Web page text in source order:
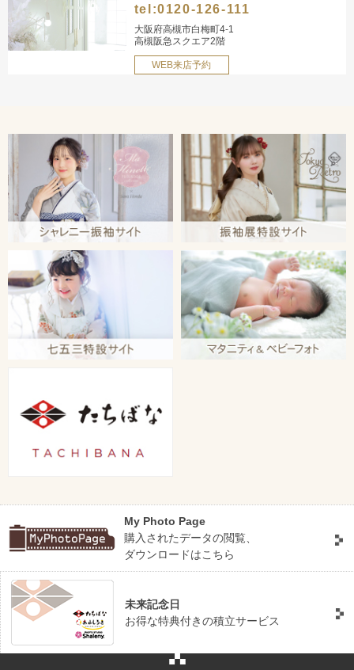
tel:0120-126-111
大阪府高槻市白梅町4-1
高槻阪急スクエア2階
WEB来店予約
My Photo Page
購入されたデータの閲覧、
ダウンロードはこちら
未来記念日
お得な特典付きの積立サービス